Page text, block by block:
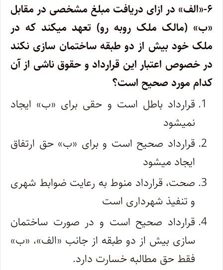
۶-«الف» در ازای دریافت مبلغ مشخصی در مقابل
«ب» (مالک ملک روبه رو) تعهد میکند که در
ملک خود بیش از دو طبقه ساختمان سازی نکند
در خصوص اعتبار این قرارداد و حقوق ناشی از آن
کدام مورد صحیح است؟
قرارداد باطل است و حقی برای «ب» ایجاد
نمیشود
قرارداد صحیح است و برای «ب» حق ارتفاق
ایجاد میشود
صحت، قرارداد منوط به رعایت ضوابط شهری
و تنفیذ شهرداری است
قرارداد صحیح است و در صورت ساختمان
سازی بیش از دو طبقه از جانب «الف»، «ب»
فقط حق مطالبه خسارت دارد.